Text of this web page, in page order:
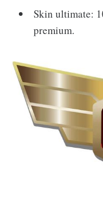
Skin ultimate:
premium.